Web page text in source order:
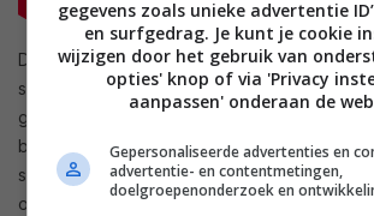
De installatie moet simpel zijn: je stopt de
stopcontact en hoeft verder geen andere
gebruiken of in te loggen in een account. In
batterij die nog negentig minuten blijft
stroom is uitgevallen. Verder is er een
opnamen in 1080p en een kijkhoek van 140
gegevens zoals unieke advertentie
en surfgedrag. Je kunt je cookie
wijzigen door het gebruik van
opties' knop of via 'Privacy
aanpassen' onderaan de
Gepersonaliseerde advertenties en
advertentie- en contentmetingen,
doelgroepenonderzoek en